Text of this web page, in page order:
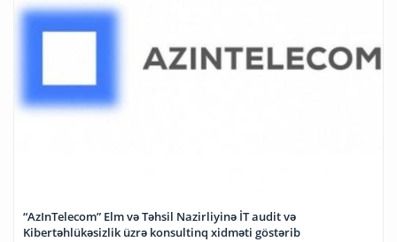
“AzInTelecom” Elm və Təhsil Nazirliyinə İT audit və
Kibertəhlükəsizlik üzrə konsultinq xidməti göstərib